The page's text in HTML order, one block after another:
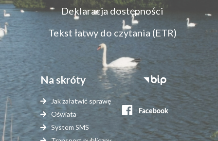
Menu
dostępność
Deklaracja dostępności
Tekst łatwy do czytania (ETR)
Na skróty
Jak załatwić sprawę
Oświata
System SMS
Stopka
serwisy
zewnętrzne